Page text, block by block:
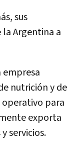
sus
Argentina a
nutrición y de
para
exporta
servicios.